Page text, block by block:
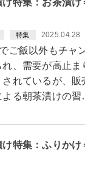
特集：お茶漬
特集 2025.04.28
ご飯以外もチャ
、需要が高止
れているが、
よる朝茶漬けの
け特集：ふりか